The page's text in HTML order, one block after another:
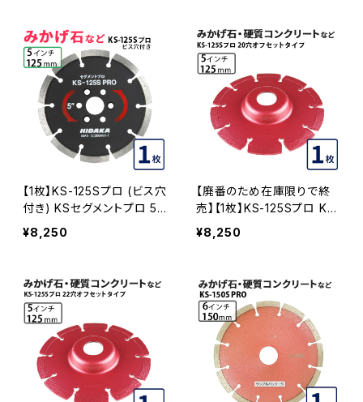
キワ切り コーナーカット 水
平切断 KS-105SPRO-OF1
5
刃キワ切り コーナーカット
水平切断 KS-105SPRO-O
F20
【1枚】KS-125Sプロ (ビス穴
付き) KSセグメントプロ 5
インチ 125mm みかげ石な
どの切断用 ダイヤセグメン
ビス3個付属(ks-125spro-
b) KS-125SPRO-B
¥8,250
【廃番のため在庫限りで終
売】【1枚】KS-125Sプロ KS
セグメント 20穴 内径20m
m オフセットタイプ(ハットタ
ダイヤモンドカッター 刃キ
ワ切り コーナーカット 水平
切断 KS-125SPRO-OF20
¥8,250